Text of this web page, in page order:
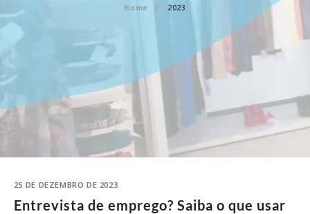
Home 2023
25 DE DEZEMBRO DE 2023
Entrevista de emprego? Saiba o que usar